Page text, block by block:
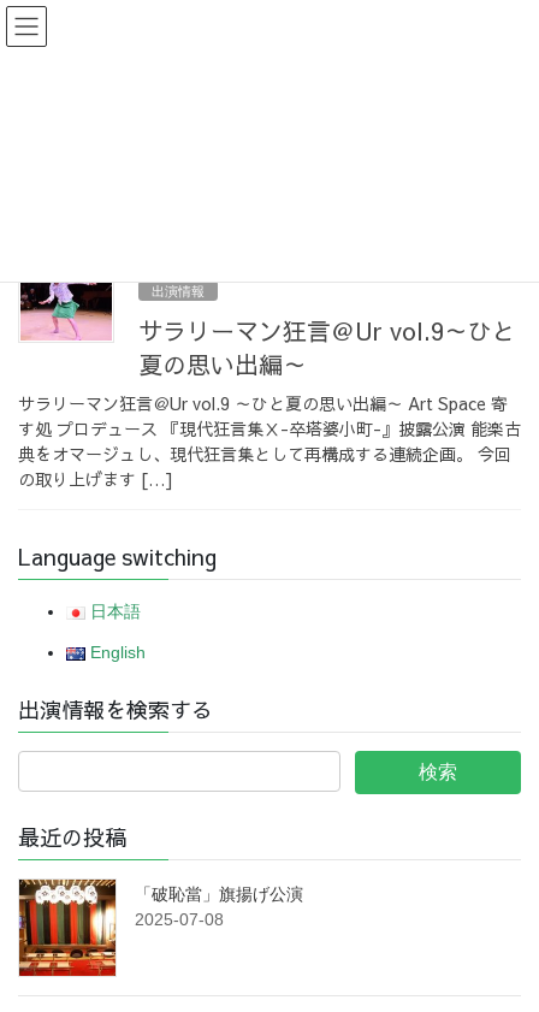
コ
ン
ナ
ビ
出演情報
サラリーマン狂言＠Ur vol.9～ひと
夏の思い出編～
サラリーマン狂言＠Ur vol.9 ～ひと夏の思い出編～ Art Space 寄
す処 プロデュース 『現代狂言集Ⅹ-卒塔婆小町-』披露公演 能楽古
典をオマージュし、現代狂言集として再構成する連続企画。 今回
の取り上げます […]
Language switching
日本語
English
出演情報を検索する
最近の投稿
「破恥當」旗揚げ公演
2025-07-08